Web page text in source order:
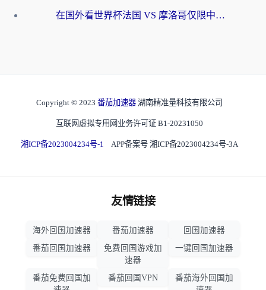
在国外看世界杯法国 VS 摩洛哥仅限中国大陆？海外党这样看中文解说赛事不卡顿
Copyright © 2023 番茄加速器 湖南精准量科技有限公司
互联网虚拟专用网业务许可证 B1-20231050
湘ICP备2023004234号-1 APP备案号 湘ICP备2023004234号-3A
友情链接
海外回国加速器 番茄加速器
回国加速器
番茄回国加速器
免费回国游戏加
速器
一键回国加速器
番茄免费回国加
番茄回国VPN
番茄海外回国加